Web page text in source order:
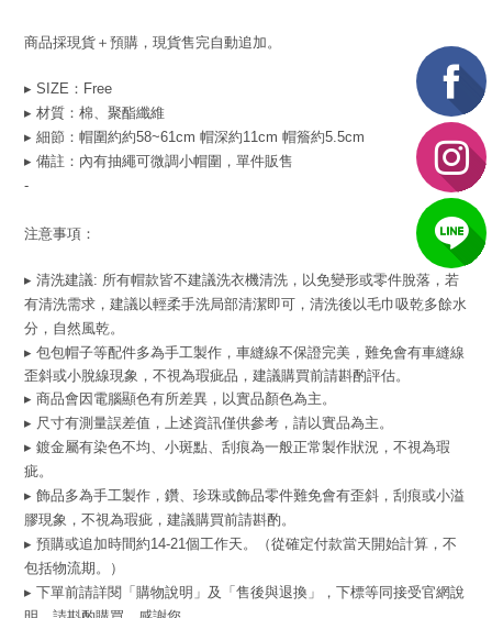
商品採現貨＋預購，現貨售完自動追加。
▸ SIZE：Free
▸ 材質：棉、聚酯纖維
▸ 細節：帽圍約約58~61cm 帽深約11cm 帽簷約5.5cm
▸ 備註：內有抽繩可微調小帽圍，單件販售
-
注意事項：
▸ 清洗建議: 所有帽款皆不建議洗衣機清洗，以免變形或零件脫落，若
有清洗需求，建議以輕柔手洗局部清潔即可，清洗後以毛巾吸乾多餘水
分，自然風乾。
▸ 包包帽子等配件多為手工製作，車縫線不保證完美，難免會有車縫線
歪斜或小脫線現象，不視為瑕疵品，建議購買前請斟酌評估。
▸ 商品會因電腦顯色有所差異，以實品顏色為主。
▸ 尺寸有測量誤差值，上述資訊僅供參考，請以實品為主。
▸ 鍍金屬有染色不均、小斑點、刮痕為一般正常製作狀況，不視為瑕
疵。
▸ 飾品多為手工製作，鑽、珍珠或飾品零件難免會有歪斜，刮痕或小溢
膠現象，不視為瑕疵，建議購買前請斟酌。
▸ 預購或追加時間約14-21個工作天。（從確定付款當天開始計算，不
包括物流期。）
▸ 下單前請詳閱「購物說明」及「售後與退換」，下標等同接受官網說